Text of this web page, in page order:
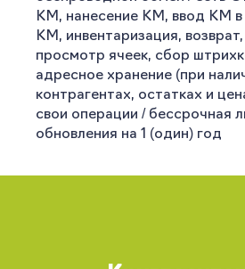
КМ, нанесение КМ, ввод КМ в
КМ, инвентаризация,
просмотр ячеек, сбор
адресное хранение (при
контрагентах, остатках и
свои операции / бессрочная
обновления на 1 (один) год